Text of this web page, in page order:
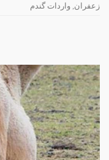
زعفران واردات گندم